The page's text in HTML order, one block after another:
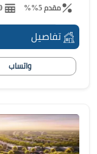
مقدم 5%%
تفاصيل
واتساب